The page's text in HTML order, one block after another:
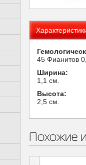
45 Фианитов
Ширина:
1,1 см.
Высота:
2,5 см.
Похожие